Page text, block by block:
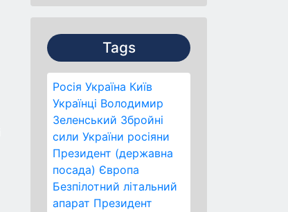
Tags
Росія Україна Київ
Українці Володимир
Зеленський Збройні
сили України росіяни
Президент (державна
посада) Європа
Безпілотний літальний
апарат Президент